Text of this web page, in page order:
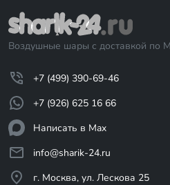
Воздушные шары с доставкой по
+7 (499) 390-69-46
+7 (926) 625 16 66
Написать в Max
info@sharik-24.ru
г. Москва, ул. Лескова 25